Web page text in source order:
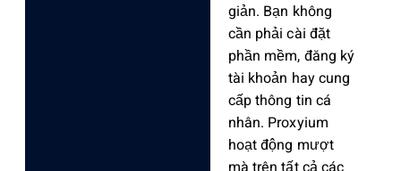
giản. Bạn không
cần phải cài đặt
phần mềm, đăng ký
tài khoản hay cung
cấp thông tin cá
nhân. Proxyium
hoạt động mượt